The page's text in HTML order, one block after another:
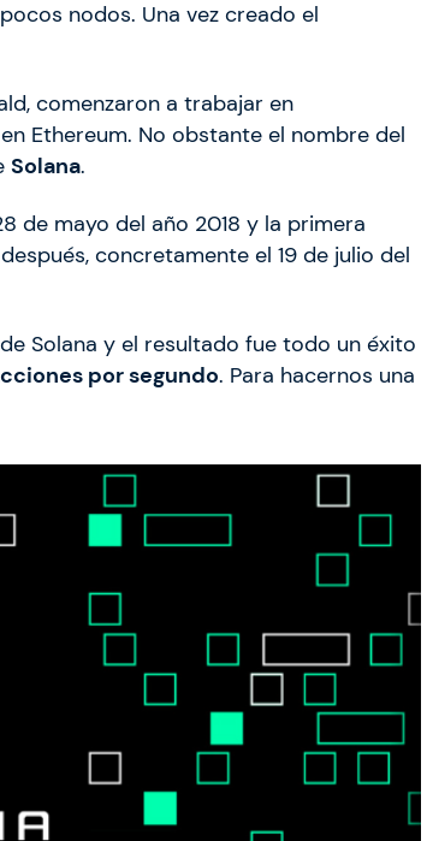
nodos. Una vez creado el
comenzaron a trabajar en
en Ethereum. No obstante el nombre del
Solana.
de mayo del año 2018 y la primera
concretamente el 19 de julio del
Solana y el resultado fue todo un éxito
por segundo. Para hacernos una